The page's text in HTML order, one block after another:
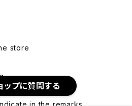
ップに質問する
store
in the remarks